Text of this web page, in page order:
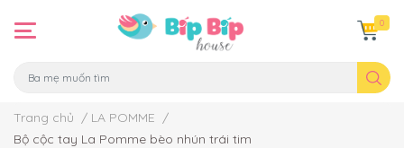
0
Trang chủ / LA POMME /
Bộ cộc tay La Pomme bèo nhún trái tim